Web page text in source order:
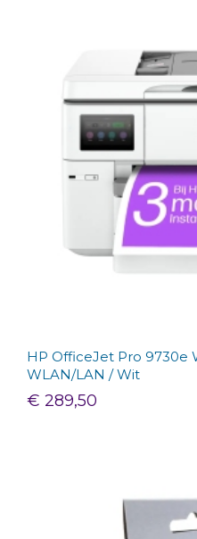
HP OfficeJet Pro 9730e
WLAN/LAN / Wit
€ 289,50